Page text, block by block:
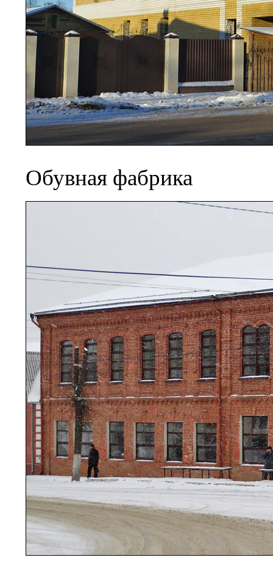
Обувная фабрика